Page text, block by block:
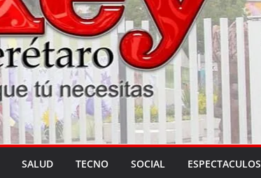
SALUD TECNO SOCIAL ESPECTACULOS